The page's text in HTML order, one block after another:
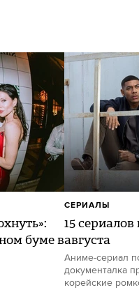
буме в
15
августа
Аниме-сериал
документалка
корейские
СЕРИАЛЫ